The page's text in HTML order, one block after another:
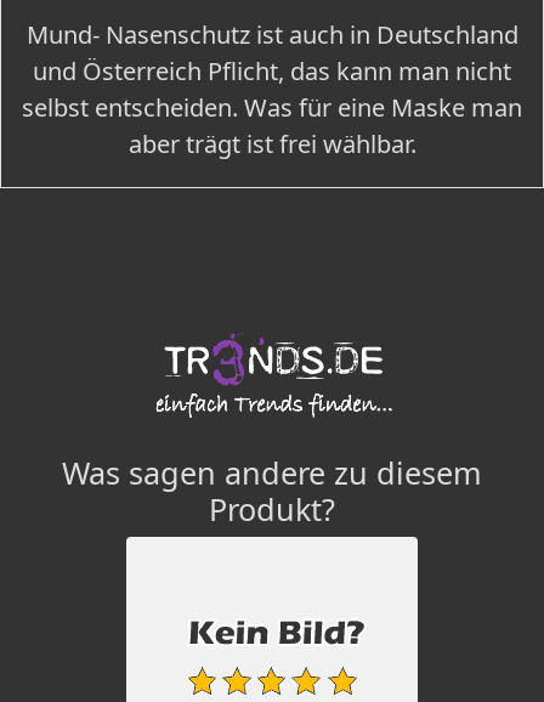
Mund- Nasenschutz ist auch in Deutschland
und Österreich Pflicht, das kann man nicht
selbst entscheiden. Was für eine Maske man
aber trägt ist frei wählbar.
Was sagen andere zu diesem
Produkt?